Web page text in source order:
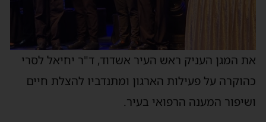
את המגן העניק ראש העיר אשדוד, ד"ר יחיאל לסרי
כהוקרה על פעילות הארגון ומתנדביו להצלת חיים
ושיפור המענה הרפואי בעיר.